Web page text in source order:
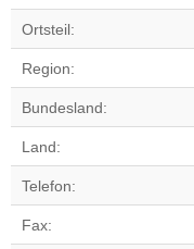
Ortsteil:
Region:
Bundesland:
Land:
Telefon:
Fax: